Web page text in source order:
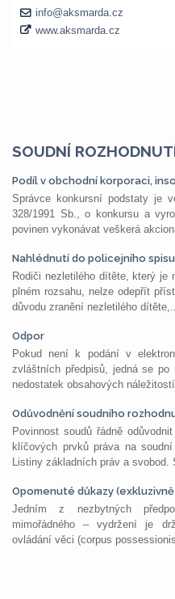
SOUDNÍ
Podíl v obchodní korporaci,
Správce konkursní podstaty je
328/1991 Sb., o konkursu a
povinen vykonávat veškerá
Nahlédnutí do policejního
Rodiči nezletilého dítěte, který je
plném rozsahu, nelze odepřít
důvodu zranění nezletilého
Odpor
Pokud není k podání v
zvláštních předpisů, jedná se
nedostatek obsahových
Odůvodnění soudního
Povinnost soudů řádně
klíčových prvků práva na
Listiny základních práv a svobod.
Opomenuté důkazy
Jedním z nezbytných
mimořádného – vydržení je
ovládání věci (corpus